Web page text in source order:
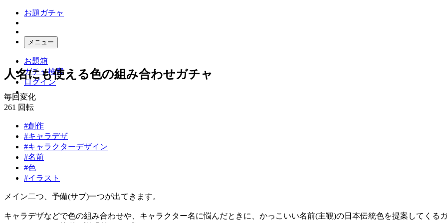
お題ガチャ
メニュー
お題箱
ガチャ検索
ログイン
人名にも使える色の組み合わせガチャ
毎回変化
261 回転
#創作
#キャラデザ
#キャラクターデザイン
#名前
#色
#イラスト
メイン二つ、予備(サブ)一つが出てきます。
キャラデザなどで色の組み合わせや、キャラクター名に悩んだときに、かっこいい名前(主観)の日本伝統色を提案してくるガ